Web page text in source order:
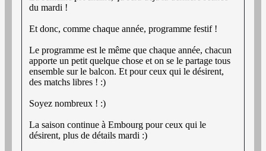
du mardi !
Et donc, comme chaque année, programme festif !
Le programme est le même que chaque année, chacun
apporte un petit quelque chose et on se le partage tous
ensemble sur le balcon. Et pour ceux qui le désirent,
des matchs libres ! :)
Soyez nombreux ! :)
La saison continue à Embourg pour ceux qui le
désirent, plus de détails mardi :)